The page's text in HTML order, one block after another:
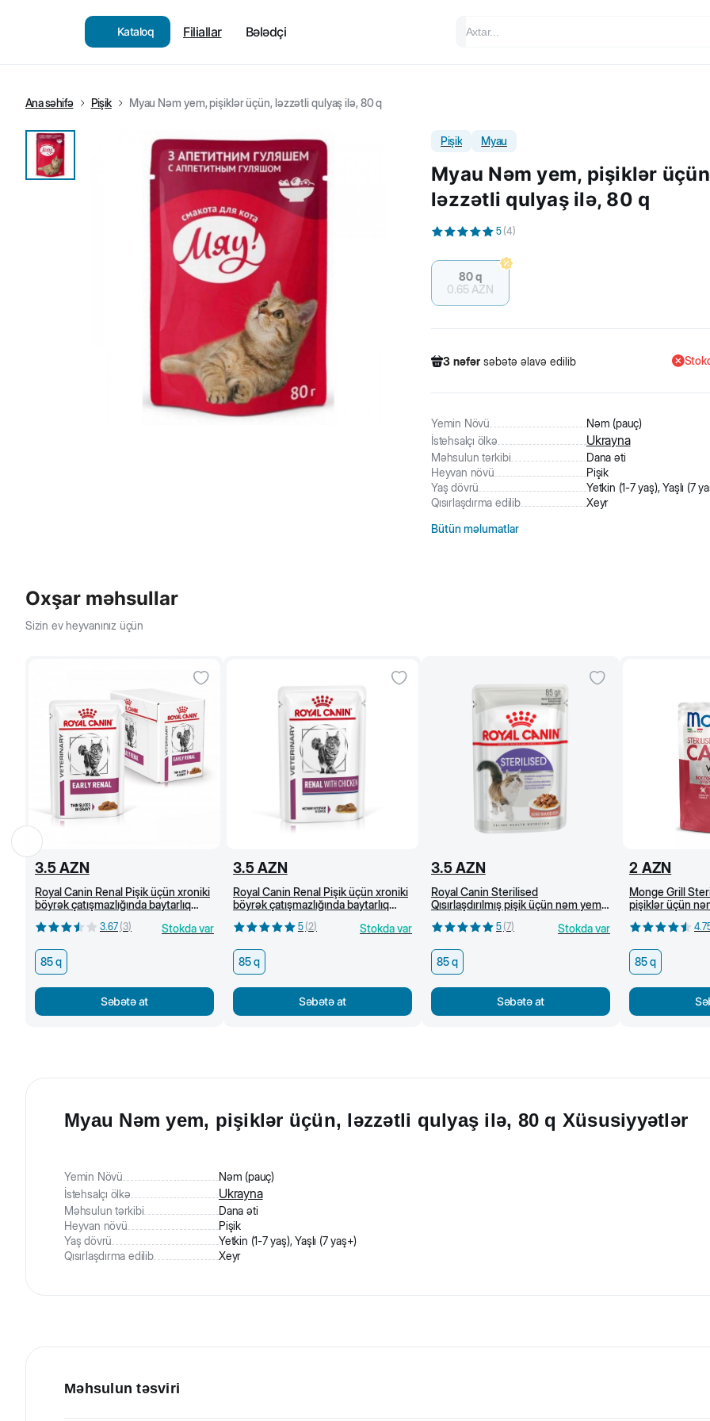
Kataloq Filiallar Bələdçi
Ana səhifə Pişik Myau Nəm yem, pişiklər üçün, ləzzətli qulyaş ilə, 80 q
Pişik Myau
Myau Nəm yem, pişiklər
ləzzətli qulyaş ilə, 80 q
5 (4)
3 nəfər səbətə əlavə edilib
3 nəfər səbətə əlavə edilib
80 q
0.65 AZN
Yemin Növü
Nəm (pauç)
İstehsalçı ölkə
Ukrayna
Məhsulun tərkibi
Dana əti
Heyvan növü
Pişik
Yaş dövrü
Yetkin (1-7 yaş), Yaşlı (7
Qısırlaşdırma edilib
Xeyr
Bütün məlumatlar
Oxşar məhsullar
Sizin ev heyvanınız üçün
3.5 AZN
Royal Canin Renal Pişik üçün xroniki
böyrək çatışmazlığında baytarlıq
3.67 (3) Stokda var
85 q
Səbətə at
3.5 AZN
Royal Canin Renal Pişik üçün xroniki
böyrək çatışmazlığında baytarlıq
5 (2) Stokda var
85 q
Səbətə at
3.5 AZN
Royal Canin Sterilised
Qısırlaşdırılmış pişik üçün nəm yem
5 (7) Stokda var
85 q
Səbətə at
2 AZN
Monge Grill
pişiklər üçün
85 q
Myau Nəm yem, pişiklər üçün, ləzzətli qulyaş ilə, 80 q Xüsusiyyətlər
Yemin Növü
Nəm (pauç)
İstehsalçı ölkə
Ukrayna
Məhsulun tərkibi
Dana əti
Heyvan növü
Pişik
Yaş dövrü
Yetkin (1-7 yaş), Yaşlı (7 yaş+)
Qısırlaşdırma edilib
Xeyr
Məhsulun təsviri